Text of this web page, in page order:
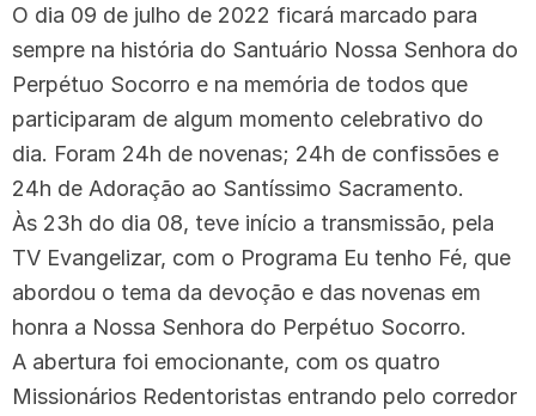
O dia 09 de julho de 2022 ficará marcado para
sempre na história do Santuário Nossa Senhora do
Perpétuo Socorro e na memória de todos que
participaram de algum momento celebrativo do
dia. Foram 24h de novenas; 24h de confissões e
24h de Adoração ao Santíssimo Sacramento.
Às 23h do dia 08, teve início a transmissão, pela
TV Evangelizar, com o Programa Eu tenho Fé, que
abordou o tema da devoção e das novenas em
honra a Nossa Senhora do Perpétuo Socorro.
A abertura foi emocionante, com os quatro
Missionários Redentoristas entrando pelo corredor